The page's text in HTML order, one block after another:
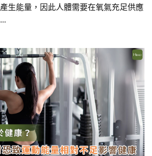
生能量，因此人體需要在氧氣充足供應